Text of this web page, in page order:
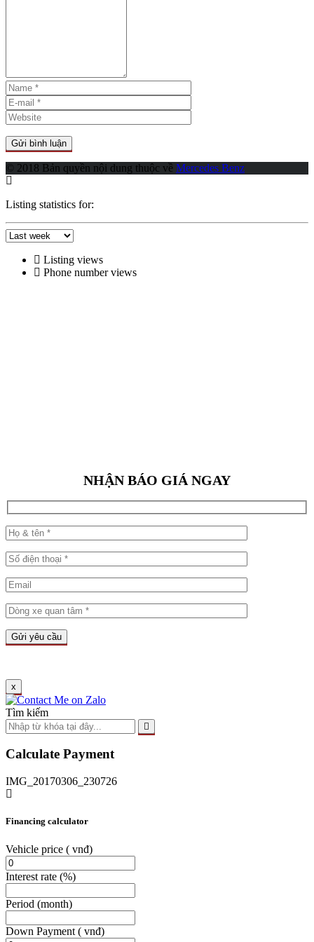
© 2018 Bản quyền nội dung thuộc về Mercedes Benz
Listing statistics for:
Listing views
Phone number views
NHẬN BÁO GIÁ NGAY
x
Tìm kiếm
Calculate Payment
IMG_20170306_230726
Financing calculator
Vehicle price ( vnđ)
Interest rate (%)
Period (month)
Down Payment ( vnđ)